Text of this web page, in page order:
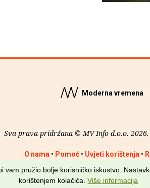
Moderna vremena
Sva prava pridržana © MV Info d.o.o.
O nama • Pomoć• Uvjeti korištenja •
vam pružio bolje korisničko iskustvo.
korištenjem kolačića.Više informacija